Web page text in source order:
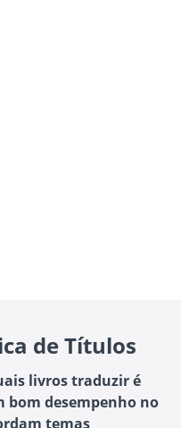
de Títulos
livros traduzir é
bom desempenho no
temas